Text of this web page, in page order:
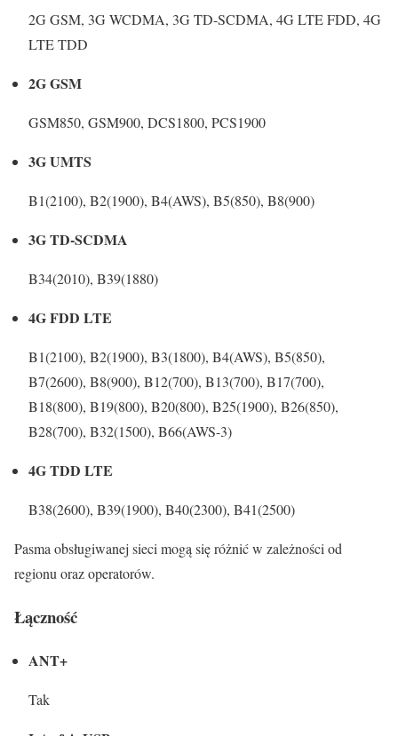
2G GSM, 3G WCDMA, 3G TD-SCDMA, 4G LTE FDD, 4G
LTE TDD
2G GSM
GSM850, GSM900, DCS1800, PCS1900
3G UMTS
B1(2100), B2(1900), B4(AWS), B5(850), B8(900)
3G TD-SCDMA
B34(2010), B39(1880)
4G FDD LTE
B1(2100), B2(1900), B3(1800), B4(AWS), B5(850),
B7(2600), B8(900), B12(700), B13(700), B17(700),
B18(800), B19(800), B20(800), B25(1900), B26(850),
B28(700), B32(1500), B66(AWS-3)
4G TDD LTE
B38(2600), B39(1900), B40(2300), B41(2500)
Pasma obsługiwanej sieci mogą się różnić w zależności od
regionu oraz operatorów.
Łączność
ANT+
Tak